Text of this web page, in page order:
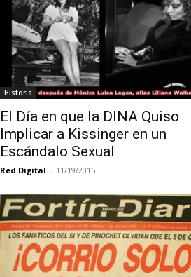
Historia
El Día en que la DINA Quiso
Implicar a Kissinger en un
Escándalo Sexual
Red Digital - 11/19/2015